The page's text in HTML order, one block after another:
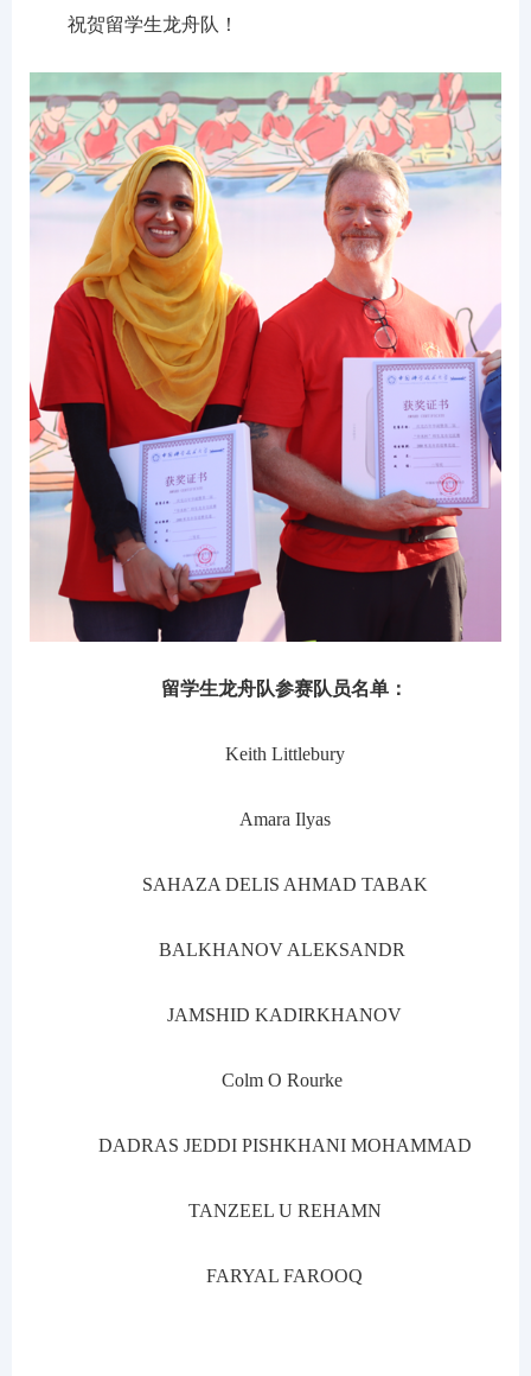
祝贺留学生龙舟队！
留学生龙舟队参赛队员名单：
Keith Littlebury
Amara Ilyas
SAHAZA DELIS AHMAD TABAK
BALKHANOV ALEKSANDR
JAMSHID KADIRKHANOV
Colm O Rourke
DADRAS JEDDI PISHKHANI MOHAMMAD
TANZEEL U REHAMN
FARYAL FAROOQ